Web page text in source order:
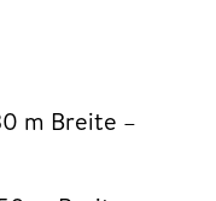
m Breite –